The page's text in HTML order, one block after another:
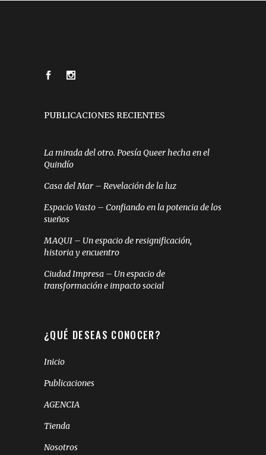
PUBLICACIONES RECIENTES
La mirada del otro. Poesía Queer hecha en el
Quindío
Casa del Mar – Revelación de la luz
Espacio Vasto – Confiando en la potencia de los
sueños
MAQUI – Un espacio de resignificación,
historia y encuentro
Ciudad Impresa – Un espacio de
transformación e impacto social
¿QUÉ DESEAS CONOCER?
Inicio
Publicaciones
AGENCIA
Tienda
Nosotros